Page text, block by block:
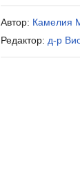
Автор: Камелия
Редактор: д-р